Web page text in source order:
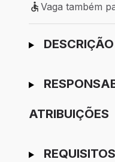
Vaga também para
Vaga também
Ir para candidatura
ATRIBUIÇÕES